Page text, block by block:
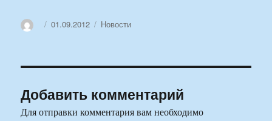
АвторОпубликовано
01.09.2012 Рубрики
Новости
Добавить комментарий
Для отправки комментария вам необходимо